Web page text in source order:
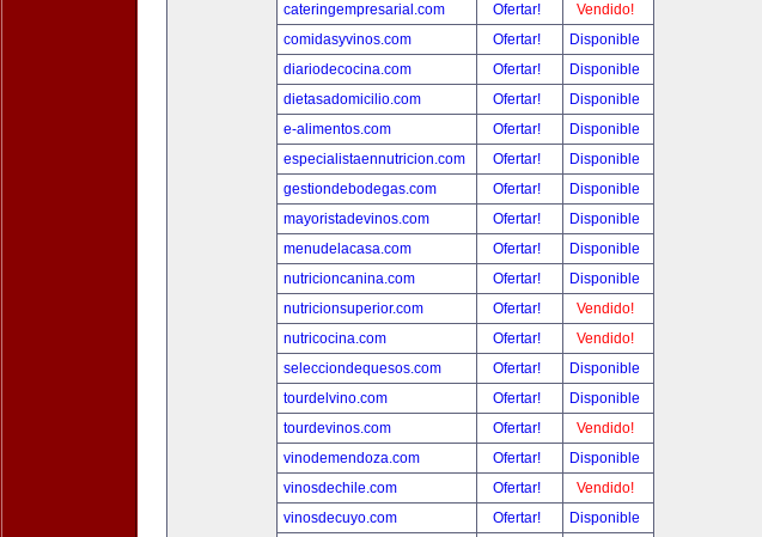
cateringempresarial.com
Ofertar!
Vendido!
comidasyvinos.com
Ofertar!
Disponible
diariodecocina.com
Ofertar!
Disponible
dietasadomicilio.com
Ofertar!
Disponible
e-alimentos.com
Ofertar!
Disponible
especialistaennutricion.com
Ofertar!
Disponible
gestiondebodegas.com
Ofertar!
Disponible
mayoristadevinos.com
Ofertar!
Disponible
menudelacasa.com
Ofertar!
Disponible
nutricioncanina.com
Ofertar!
Disponible
nutricionsuperior.com
Ofertar!
Vendido!
nutricocina.com
Ofertar!
Vendido!
selecciondequesos.com
Ofertar!
Disponible
tourdelvino.com
Ofertar!
Disponible
tourdevinos.com
Ofertar!
Vendido!
vinodemendoza.com
Ofertar!
Disponible
vinosdechile.com
Ofertar!
Vendido!
vinosdecuyo.com
Ofertar!
Disponible